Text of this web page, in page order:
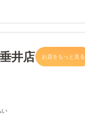
井店 お店をもっと見る
い